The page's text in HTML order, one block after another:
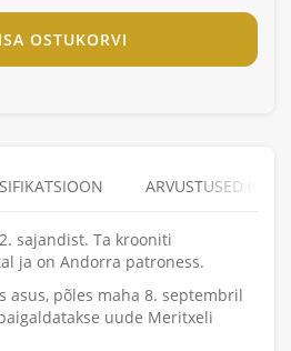
OSTUKORVI
ARVUSTUSED (0)
sajandist. Ta krooniti
ja on Andorra patroness.
asus, põles maha 8. septembril
uude Meritxeli